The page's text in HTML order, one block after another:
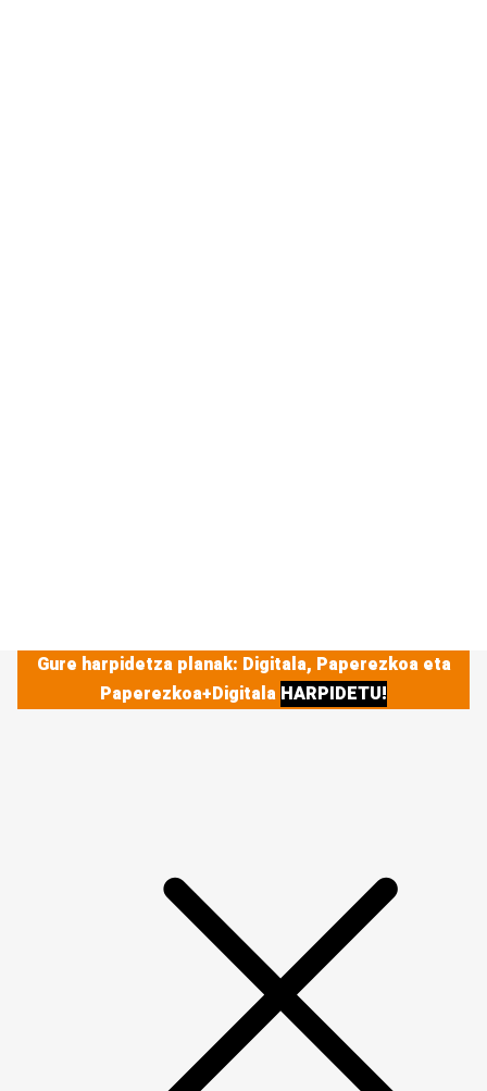
Gure harpidetza planak: Digitala, Paperezkoa eta
Paperezkoa+Digitala HARPIDETU!